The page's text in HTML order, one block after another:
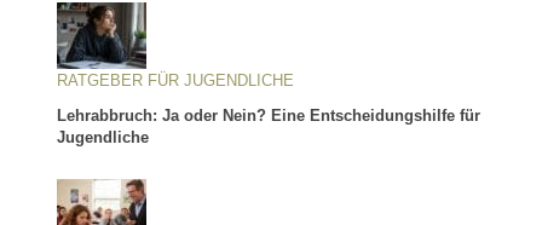
RATGEBER FÜR JUGENDLICHE
Lehrabbruch: Ja oder Nein? Eine Entscheidungshilfe für
Jugendliche